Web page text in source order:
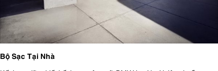
Bộ Sạc Tại Nhà